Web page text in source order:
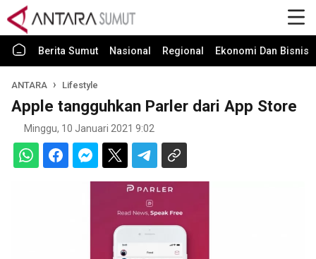
Berita Sumut Nasional Regional Ekonomi Dan Bisnis
ANTARA Lifestyle
Apple tangguhkan Parler dari App Store
Minggu, 10 Januari 2021 9:02